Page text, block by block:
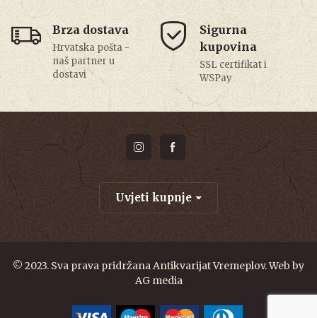
Brza dostava
Hrvatska pošta -
naš partner u
dostavi
Sigurna
kupovina
SSL certifikat i
WSPay
Uvjeti kupnje
© 2023. Sva prava pridržana Antikvarijat Vremeplov. Web by
AG media